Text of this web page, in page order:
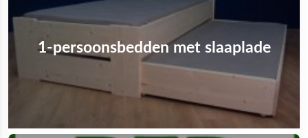
1-persoonsbedden met slaaplade